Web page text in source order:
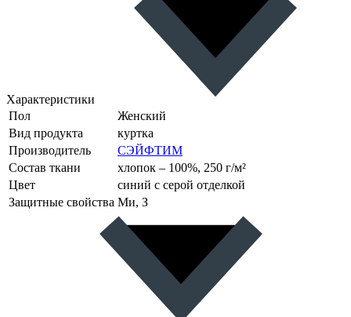
Характеристики
Пол
Женский
Вид продукта
куртка
Производитель
СЭЙФТИМ
Состав ткани
хлопок – 100%, 250 г/м²
Цвет
синий с серой отделкой
Защитные свойства Ми, З